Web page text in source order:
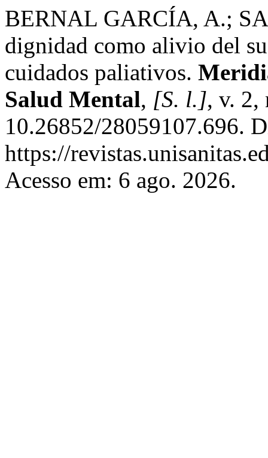
BERNAL GARCÍA, A.;
dignidad como alivio del
cuidados paliativos.
Salud Mental, [S. l.], v. 2,
10.26852/28059107.696.
https://
Acesso em: 6 ago. 2026.